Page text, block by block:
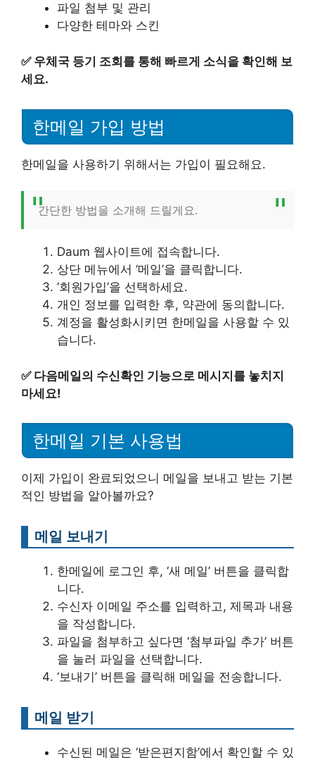
파일 첨부 및 관리
다양한 테마와 스킨
✅ 우체국 등기 조회를 통해 빠르게 소식을 확인해 보
세요.
한메일 가입 방법
한메일을 사용하기 위해서는 가입이 필요해요.
간단한 방법을 소개해 드릴게요.
Daum 웹사이트에 접속합니다.
상단 메뉴에서 ‘메일’을 클릭합니다.
‘회원가입’을 선택하세요.
개인 정보를 입력한 후, 약관에 동의합니다.
계정을 활성화시키면 한메일을 사용할 수 있
습니다.
✅ 다음메일의 수신확인 기능으로 메시지를 놓치지
마세요!
한메일 기본 사용법
이제 가입이 완료되었으니 메일을 보내고 받는 기본
적인 방법을 알아볼까요?
메일 보내기
한메일에 로그인 후, ‘새 메일’ 버튼을 클릭합
니다.
수신자 이메일 주소를 입력하고, 제목과 내용
을 작성합니다.
파일을 첨부하고 싶다면 ‘첨부파일 추가’ 버튼
을 눌러 파일을 선택합니다.
‘보내기’ 버튼을 클릭해 메일을 전송합니다.
메일 받기
수신된 메일은 ‘받은편지함’에서 확인할 수 있